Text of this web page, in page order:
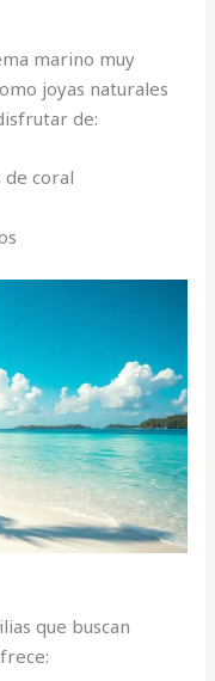
marino muy
joyas naturales
de:
de coral
que buscan